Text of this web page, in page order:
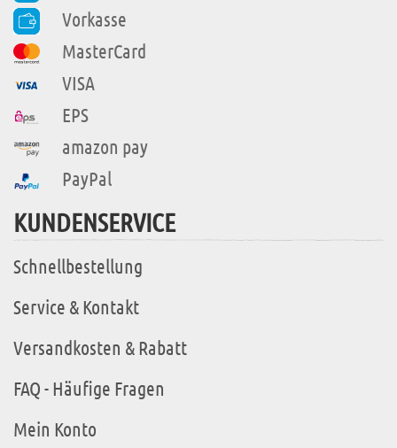
Vorkasse
MasterCard
VISA
EPS
amazon pay
PayPal
KUNDENSERVICE
Schnellbestellung
Service & Kontakt
Versandkosten & Rabatt
FAQ - Häufige Fragen
Mein Konto